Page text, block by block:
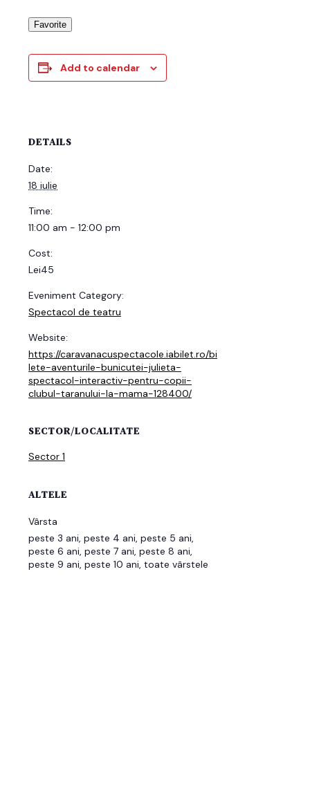
Favorite
Add to calendar
DETAILS
Date:
18 iulie
Time:
11:00 am - 12:00 pm
Cost:
Lei45
Eveniment Category:
Spectacol de teatru
Website:
https://caravanacuspectacole.iabilet.ro/bi
lete-aventurile-bunicutei-julieta-
spectacol-interactiv-pentru-copii-
clubul-taranului-la-mama-128400/
SECTOR/LOCALITATE
Sector 1
ALTELE
Vârsta
peste 3 ani, peste 4 ani, peste 5 ani,
peste 6 ani, peste 7 ani, peste 8 ani,
peste 9 ani, peste 10 ani, toate vârstele